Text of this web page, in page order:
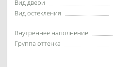
Вид двери
Вид остекления
Внутреннее наполнение
Группа оттенка